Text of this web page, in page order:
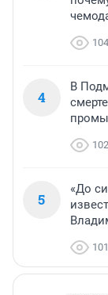
4
В
5
«До